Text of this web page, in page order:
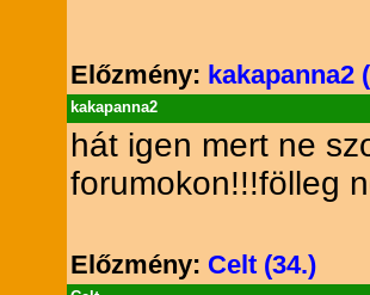
Előzmény: kakapanna2
kakapanna2
hát igen mert ne
forumokon!!!fölleg
Előzmény: Celt (34.)